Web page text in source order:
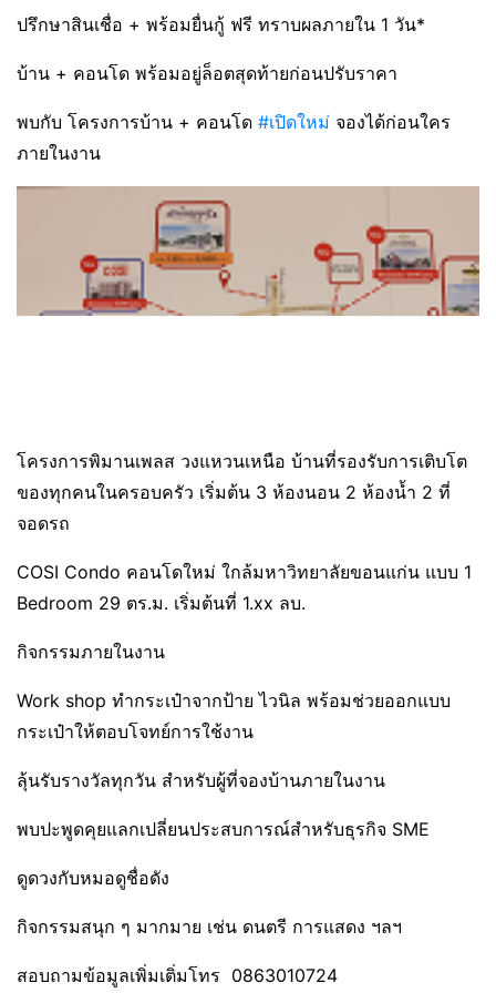
ปรึกษาสินเชื่อ + พร้อมยื่นกู้ ฟรี ทราบผลภายใน 1 วัน*
บ้าน + คอนโด พร้อมอยู่ล็อตสุดท้ายก่อนปรับราคา
พบกับ โครงการบ้าน + คอนโด #เปิดใหม่ จองได้ก่อนใคร
ภายในงาน
โครงการพิมานเพลส วงแหวนเหนือ บ้านที่รองรับการเติบโต
ของทุกคนในครอบครัว เริ่มต้น 3 ห้องนอน 2 ห้องน้ำ 2 ที่
จอดรถ
COSI Condo คอนโดใหม่ ใกล้มหาวิทยาลัยขอนแก่น แบบ 1
Bedroom 29 ตร.ม. เริ่มต้นที่ 1.xx ลบ.
กิจกรรมภายในงาน
Work shop ทำกระเป๋าจากป้าย ไวนิล พร้อมช่วยออกแบบ
กระเป๋าให้ตอบโจทย์การใช้งาน
ลุ้นรับรางวัลทุกวัน สำหรับผู้ที่จองบ้านภายในงาน
พบปะพูดคุยแลกเปลี่ยนประสบการณ์สำหรับธุรกิจ SME
ดูดวงกับหมอดูชื่อดัง
กิจกรรมสนุก ๆ มากมาย เช่น ดนตรี การแสดง ฯลฯ
สอบถามข้อมูลเพิ่มเติ่มโทร 0863010724